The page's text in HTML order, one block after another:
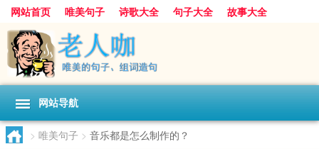
网站首页 唯美句子 诗歌大全 句子大全
故事大全
人生感悟
其他美文 美文欣赏
感人故事
句子分类
网站导航
> 唯美句子 > 音乐都是怎么制作的？